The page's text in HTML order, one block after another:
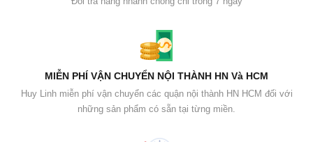
MIỄN PHÍ VẬN CHUYỂN NỘI THÀNH HN Và HCM
Huy Linh miễn phí vận chuyển các quận nội thành HN HCM đối với
những sản phẩm có sẵn tại từng miền.